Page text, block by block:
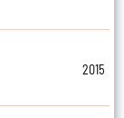
2015